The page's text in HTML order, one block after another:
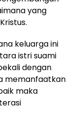
yang
keluarga ini
istri suami
dengan
memanfaatkan
maka